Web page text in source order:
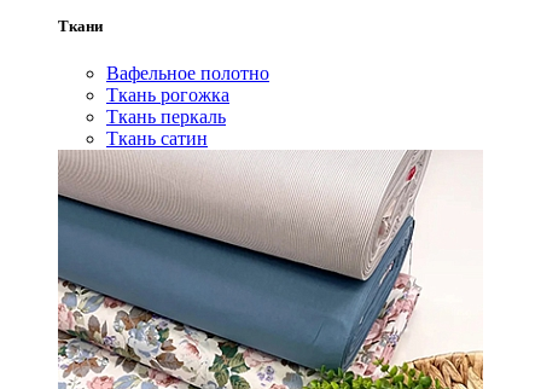
Ткани
Вафельное полотно
Ткань рогожка
Ткань перкаль
Ткань сатин